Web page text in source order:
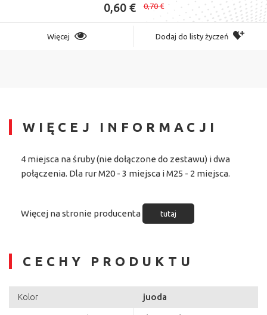
0,60 € 0,70 €
Więcej Dodaj do listy życzeń
WIĘCEJ INFORMACJI
4 miejsca na śruby (nie dołączone do zestawu) i dwa
połączenia. Dla rur M20 - 3 miejsca i M25 - 2 miejsca.
Więcej na stronie producenta tutaj
CECHY PRODUKTU
Kolor juoda